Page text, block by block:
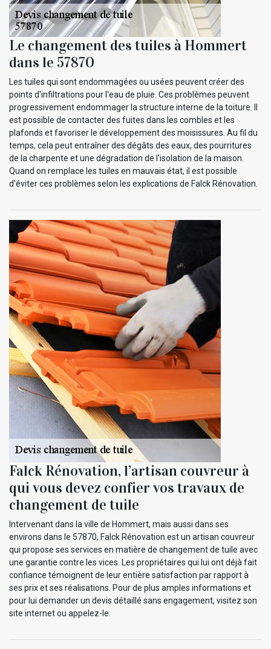
Le changement des tuiles à Hommert
dans le 57870
Les tuiles qui sont endommagées ou usées peuvent créer des
points d'infiltrations pour l'eau de pluie. Ces problèmes peuvent
progressivement endommager la structure interne de la toiture. Il
est possible de contacter des fuites dans les combles et les
plafonds et favoriser le développement des moisissures. Au fil du
temps, cela peut entraîner des dégâts des eaux, des pourritures
de la charpente et une dégradation de l'isolation de la maison.
Quand on remplace les tuiles en mauvais état, il est possible
d'éviter ces problèmes selon les explications de Falck Rénovation.
Falck Rénovation, l’artisan couvreur à
qui vous devez confier vos travaux de
changement de tuile
Intervenant dans la ville de Hommert, mais aussi dans ses
environs dans le 57870, Falck Rénovation est un artisan couvreur
qui propose ses services en matière de changement de tuile avec
une garantie contre les vices. Les propriétaires qui lui ont déjà fait
confiance témoignent de leur entière satisfaction par rapport à
ses prix et ses réalisations. Pour de plus amples informations et
pour lui demander un devis détaillé sans engagement, visitez son
site internet ou appelez-le.